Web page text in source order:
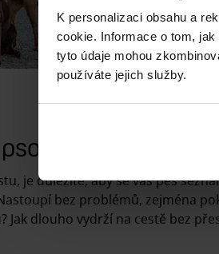
K personalizaci obsahu a
cookie. Informace o tom,
tyto údaje mohou
používáte jejich služby.
Vezměte
dodatečné
usnadnit
je důležité, aby se váš pes
bez problémů, zejména
Jak dlouho vydrží na cestě bez